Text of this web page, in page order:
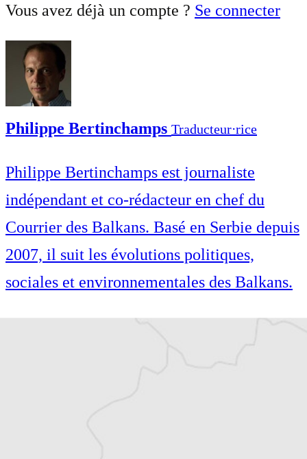
Vous avez déjà un compte ? Se connecter
Philippe Bertinchamps Traducteur⋅rice
Philippe Bertinchamps est journaliste
indépendant et co-rédacteur en chef du
Courrier des Balkans. Basé en Serbie depuis
2007, il suit les évolutions politiques,
sociales et environnementales des Balkans.